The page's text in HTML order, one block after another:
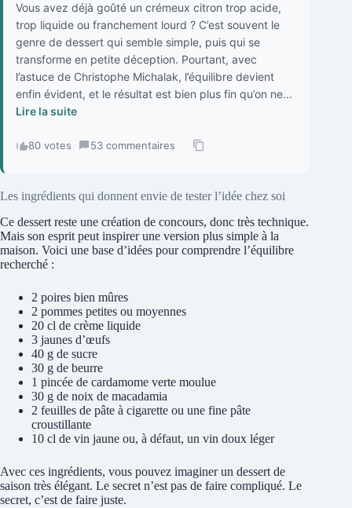
Vous avez déjà goûté un crémeux citron trop acide,
trop liquide ou franchement lourd ? C’est souvent le
genre de dessert qui semble simple, puis qui se
transforme en petite déception. Pourtant, avec
l’astuce de Christophe Michalak, l’équilibre devient
enfin évident, et le résultat est bien plus fin qu’on ne...
Lire la suite
80 votes · 53 commentaires ·
Les ingrédients qui donnent envie de tester l’idée chez soi
Ce dessert reste une création de concours, donc très technique.
Mais son esprit peut inspirer une version plus simple à la
maison. Voici une base d’idées pour comprendre l’équilibre
recherché :
2 poires bien mûres
2 pommes petites ou moyennes
20 cl de crème liquide
3 jaunes d’œufs
40 g de sucre
30 g de beurre
1 pincée de cardamome verte moulue
30 g de noix de macadamia
2 feuilles de pâte à cigarette ou une fine pâte
croustillante
10 cl de vin jaune ou, à défaut, un vin doux léger
Avec ces ingrédients, vous pouvez imaginer un dessert de
saison très élégant. Le secret n’est pas de faire compliqué. Le
secret, c’est de faire juste.